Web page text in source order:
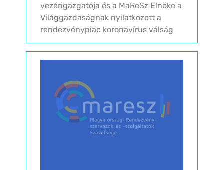
vezérigazgatója és a MaReSz Elnöke a
Világgazdaságnak nyilatkozott a
rendezvénypiac koronavírus válság
okozta átalakulásáról : „Drágábban,
de éledhet a rendezvénypiac” A